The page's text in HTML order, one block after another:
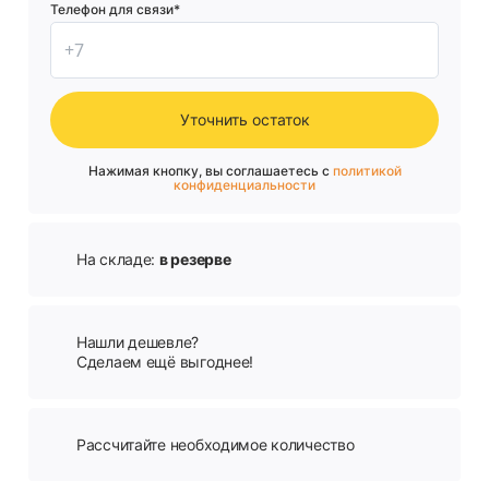
Телефон для связи*
Уточнить остаток
Нажимая кнопку, вы соглашаетесь с политикой
конфиденциальности
На складе: в резерве
Нашли дешевле?
Сделаем ещё выгоднее!
Рассчитайте необходимое количество